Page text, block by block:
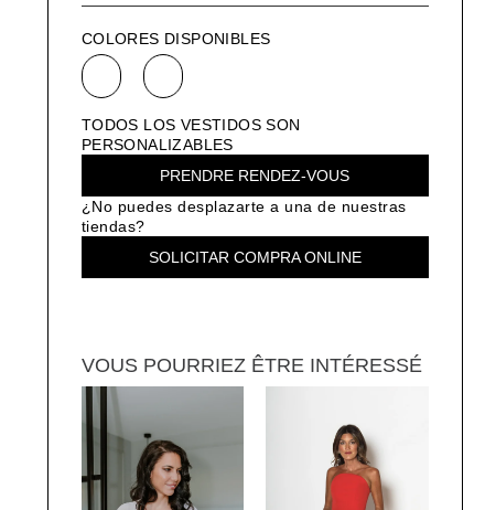
COLORES DISPONIBLES
TODOS LOS VESTIDOS SON
PERSONALIZABLES
PRENDRE RENDEZ-VOUS
¿No puedes desplazarte a una de nuestras
tiendas?
SOLICITAR COMPRA ONLINE
VOUS POURRIEZ ÊTRE INTÉRESSÉ